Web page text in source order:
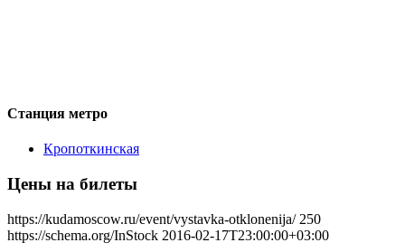
Станция метро
Кропоткинская
Цены на билеты
https://kudamoscow.ru/event/vystavka-otklonenija/ 250
https://schema.org/InStock 2016-02-17T23:00:00+03:00